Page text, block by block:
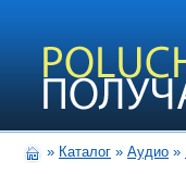
» Каталог » Аудио »